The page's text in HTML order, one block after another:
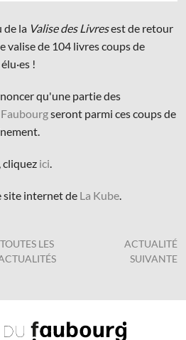
2026
de la Valise des Livresest de retour
valise de 104 livres coups de
!
qu'une partie des
seront parmi ces coups de
cliquez ici.
site internet de La Kube.
TOUTES LES
ACTUALITÉ
SUIVANTE